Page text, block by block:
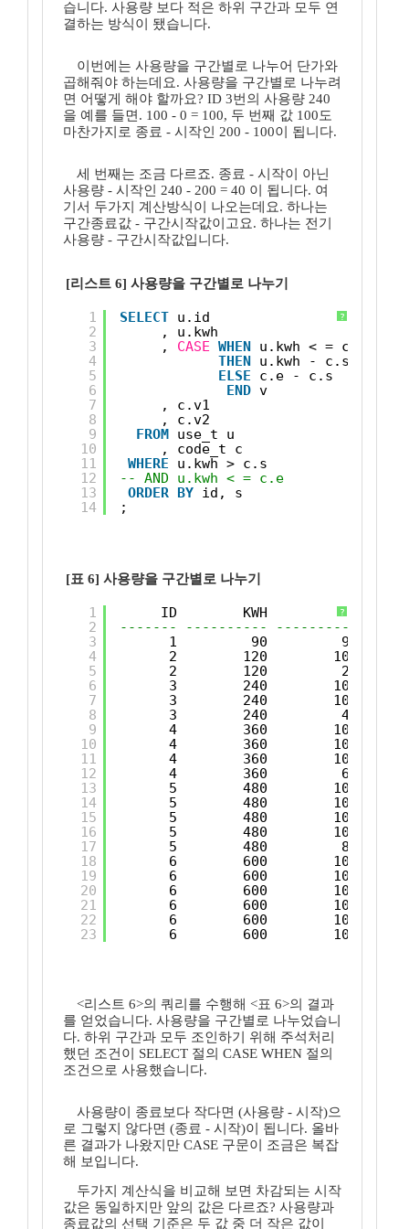
습니다. 사용량 보다 적은 하위 구간과 모두 연
결하는 방식이 됐습니다.
이번에는 사용량을 구간별로 나누어 단가와
곱해줘야 하는데요. 사용량을 구간별로 나누려
면 어떻게 해야 할까요? ID 3번의 사용량 240
을 예를 들면. 100 - 0 = 100, 두 번째 값 100도
마찬가지로 종료 - 시작인 200 - 100이 됩니다.
세 번째는 조금 다르죠. 종료 - 시작이 아닌
사용량 - 시작인 240 - 200 = 40 이 됩니다. 여
기서 두가지 계산방식이 나오는데요. 하나는
구간종료값 - 구간시작값이고요. 하나는 전기
사용량 - 구간시작값입니다.
[리스트 6] 사용량을 구간별로 나누기
?
1
2
3
4
5
6
7
8
9
10
11
12
13
14
SELECT u.id
, u.kwh
, CASE WHEN u.kwh < = c.e
THEN u.kwh - c.s
ELSE
c.e - c.s
END v
, c.v1
, c.v2
FROM use_t u
, code_t c
WHERE
u.kwh > c.s
-- AND u.kwh < = c.e
ORDER BY id, s
;
[표 6] 사용량을 구간별로 나누기
?
1
2
3
4
5
6
7
8
9
10
11
12
13
14
15
16
17
18
19
20
21
22
23
ID        KWH          V
------- ---------- ----------
1         90         90
2        120        100
2        120         20
3        240        100
3        240        100
3        240         40
4        360        100
4        360        100
4        360        100
4        360         60
5        480        100
5        480        100
5        480        100
5        480        100
5        480         80
6        600        100
6        600        100
6        600        100
6        600        100
6        600        100
6        600        100
<리스트 6>의 쿼리를 수행해 <표 6>의 결과
를 얻었습니다. 사용량을 구간별로 나누었습니
다. 하위 구간과 모두 조인하기 위해 주석처리
했던 조건이 SELECT 절의 CASE WHEN 절의
조건으로 사용했습니다.
사용량이 종료보다 작다면 (사용량 - 시작)으
로 그렇지 않다면 (종료 - 시작)이 됩니다. 올바
른 결과가 나왔지만 CASE 구문이 조금은 복잡
해 보입니다.
두가지 계산식을 비교해 보면 차감되는 시작
값은 동일하지만 앞의 값은 다르죠? 사용량과
종료값의 선택 기준은 두 값 중 더 작은 값이